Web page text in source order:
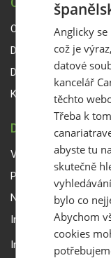
O Canaria Travel CZ
Dárkové poukazy
Delegáti
Kontakty
DŮLEŽITÉ
Všeobecné smluvní
Přepravní podmínky
Nastavení a ochrana
Informace k rezervaci
Informace k pojištění
Anglicky
což je
datové
kancelář
těchto
Třeba k
abyste tu
skutečně
bylo co
Abychom
cookies